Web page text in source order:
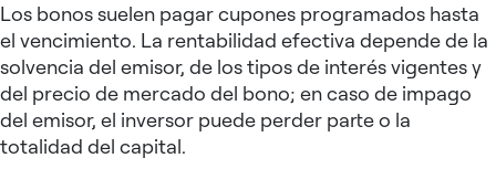
Los bonos suelen pagar cupones programados hasta
el vencimiento. La rentabilidad efectiva depende de la
solvencia del emisor, de los tipos de interés vigentes y
del precio de mercado del bono; en caso de impago
del emisor, el inversor puede perder parte o la
totalidad del capital.